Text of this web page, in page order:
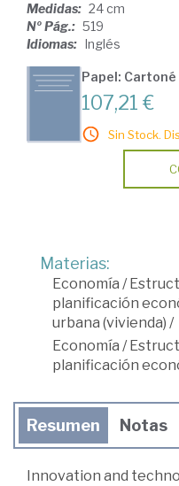
Medidas: 24 cm
Nº Pág.: 519
Idiomas: Inglés
Papel: Cartoné
107,21 €
Sin Stock.
Materias:
Economía /
planificación
urbana (vivienda) /
Economía /
planificación
Resumen Notas
Innovation and